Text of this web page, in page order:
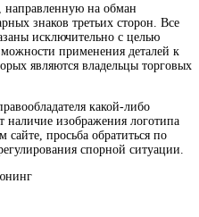
направленную на обман
знаков третьих сторон. Все
исключительно с целью
применения деталей к
являются владельцы торговых
какой-либо
наличие изображения логотипа
просьба обратиться по
спорной ситуации.